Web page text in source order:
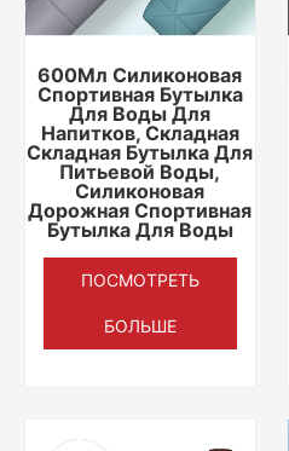
600Мл Силиконовая
Спортивная Бутылка
Для Воды Для
Напитков, Складная
Складная Бутылка Для
Питьевой Воды,
Силиконовая
Дорожная Спортивная
Бутылка Для Воды
ПОСМОТРЕТЬ
БОЛЬШЕ